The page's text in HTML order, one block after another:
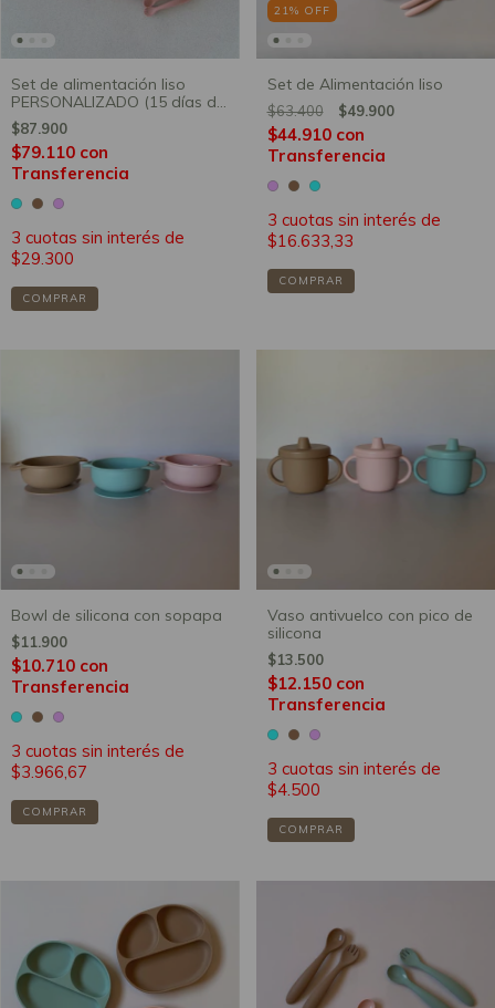
Set de alimentación liso
PERSONALIZADO (15 días de
producción)
$87.900
$79.110 con
Transferencia
3 cuotas sin interés de
$29.300
COMPRAR
21% OFF
Set de Alimentación liso
$63.400 $49.900
$44.910 con
Transferencia
3 cuotas sin interés de
$16.633,33
COMPRAR
Bowl de silicona con sopapa
$11.900
$10.710 con
Transferencia
3 cuotas sin interés de
$3.966,67
COMPRAR
Vaso antivuelco con pico de
silicona
$13.500
$12.150 con
Transferencia
3 cuotas sin interés de
$4.500
COMPRAR